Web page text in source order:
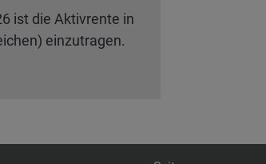
ist die Aktivrente in
einzutragen.